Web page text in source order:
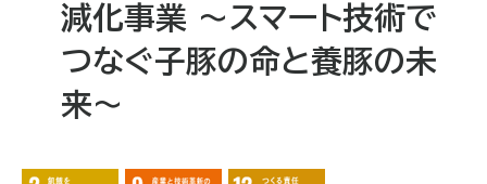
減化事業 ～スマート技術で
つなぐ子豚の命と養豚の未
来～